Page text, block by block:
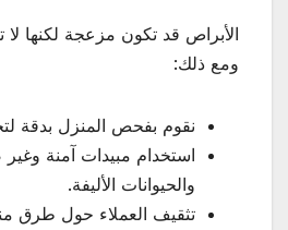
الأبراص قد تكون مزعجة لكنها
ومع ذلك:
نقوم بفحص المنزل بدقة
استخدام مبيدات آمنة وغير
والحيوانات الأليفة.
تثقيف العملاء حول طرق